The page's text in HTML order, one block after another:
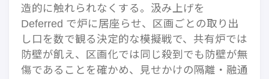
造的に触れられなくする。汲み上げを
Deferred で炉に居座らせ、区画ごとの取り出
し口を数で観る決定的な模擬戦で、共有炉では
防壁が飢え、区画化では同じ殺到でも防壁が無
傷であることを確かめ、見せかけの隔離・融通